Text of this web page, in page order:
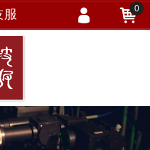
服 0
冊
碼
詢